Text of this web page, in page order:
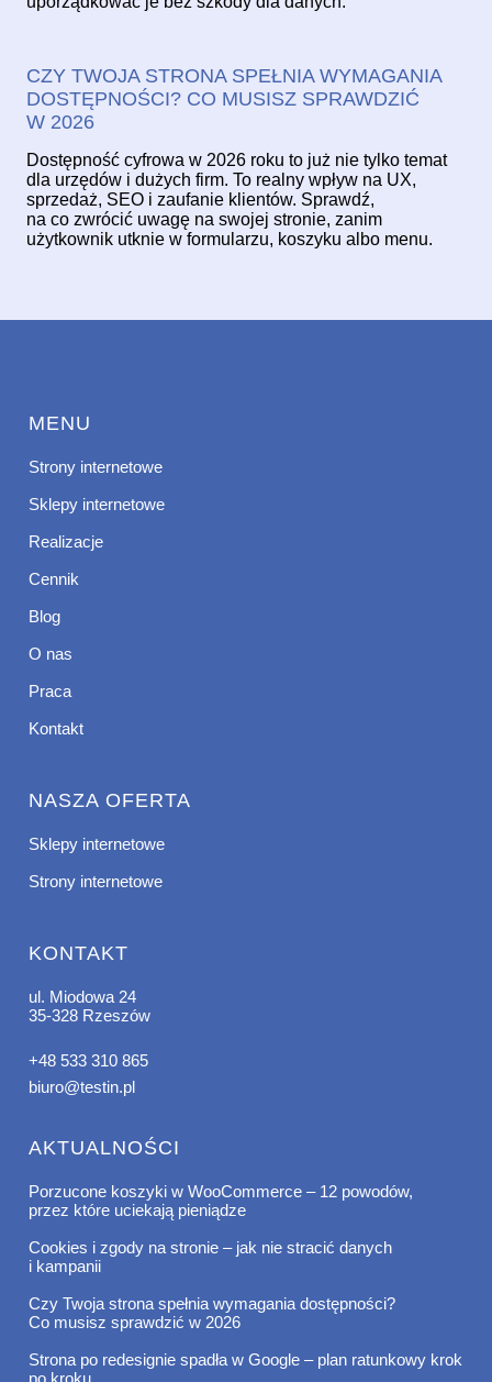
CZY TWOJA STRONA SPEŁNIA WYMAGANIA
DOSTĘPNOŚCI? CO MUSISZ SPRAWDZIĆ
W 2026
Dostępność cyfrowa w 2026 roku to już nie tylko temat
dla urzędów i dużych firm. To realny wpływ na UX,
sprzedaż, SEO i zaufanie klientów. Sprawdź,
na co zwrócić uwagę na swojej stronie, zanim
użytkownik utknie w formularzu, koszyku albo menu.
MENU
Strony internetowe
Sklepy internetowe
Realizacje
Cennik
Blog
O nas
Praca
Kontakt
NASZA OFERTA
Sklepy internetowe
Strony internetowe
KONTAKT
ul. Miodowa 24
35-328 Rzeszów
+48 533 310 865
biuro@testin.pl
AKTUALNOŚCI
Porzucone koszyki w WooCommerce – 12 powodów,
przez które uciekają pieniądze
Cookies i zgody na stronie – jak nie stracić danych
i kampanii
Czy Twoja strona spełnia wymagania dostępności?
Co musisz sprawdzić w 2026
Strona po redesignie spadła w Google – plan ratunkowy krok